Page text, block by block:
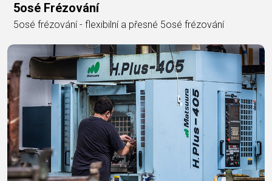
5osé Frézování
5osé frézování - flexibilní a přesné 5osé frézování